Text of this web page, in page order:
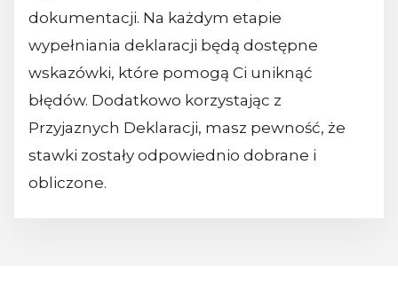
dokumentacji. Na każdym etapie
wypełniania deklaracji będą dostępne
wskazówki, które pomogą Ci uniknąć
błędów. Dodatkowo korzystając z
Przyjaznych Deklaracji, masz pewność, że
stawki zostały odpowiednio dobrane i
obliczone.